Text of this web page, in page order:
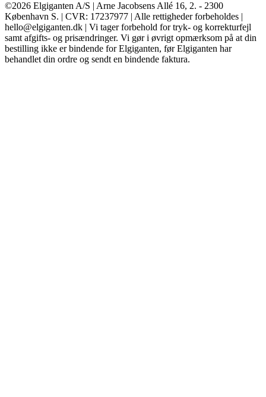
©2026 Elgiganten A/S | Arne Jacobsens Allé 16, 2. - 2300
København S. | CVR: 17237977 | Alle rettigheder forbeholdes |
hello@elgiganten.dk | Vi tager forbehold for tryk- og korrekturfejl
samt afgifts- og prisændringer. Vi gør i øvrigt opmærksom på at din
bestilling ikke er bindende for Elgiganten, før Elgiganten har
behandlet din ordre og sendt en bindende faktura.